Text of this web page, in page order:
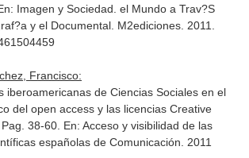
Imagen y Sociedad. el Mundo a Trav?S
y el Documental. M2ediciones. 2011.
Francisco:
iberoamericanas de Ciencias Sociales en el
del open access y las licencias Creative
38-60. En: Acceso y visibilidad de las
españolas de Comunicación . 2011